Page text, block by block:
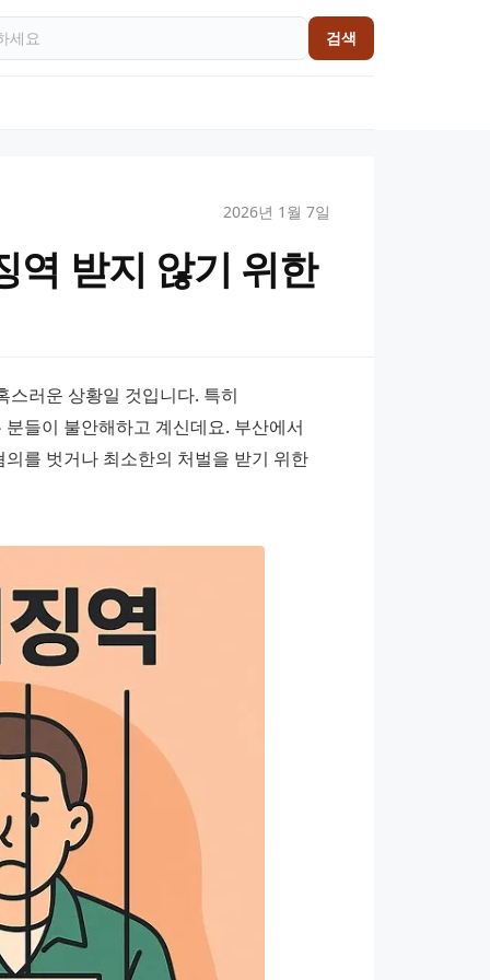
검색
2026년 1월 7일
역 받지 않기 위한
러운 상황일 것입니다. 특히
들이 불안해하고 계신데요. 부산에서
를 벗거나 최소한의 처벌을 받기 위한